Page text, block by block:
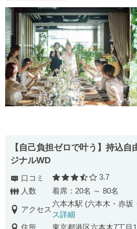
【自己負担ゼロで叶う】持込自
ジナルWD
口コミ 口コミ評価
3.7
人数
着席：20名 ～ 80名
アクセス
六本木駅 (六本木・赤坂
ス詳細